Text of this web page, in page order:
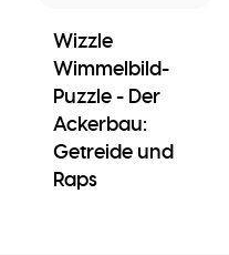
Wizzle
Wimmelbild-
Puzzle - Der
Ackerbau:
Getreide und
Raps